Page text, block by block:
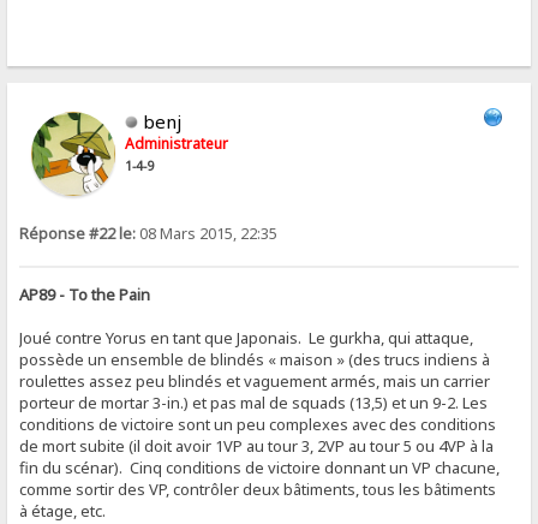
benj
Administrateur
1-4-9
Réponse #22 le: 08 Mars 2015, 22:35
AP89 - To the Pain
Joué contre Yorus en tant que Japonais. Le gurkha, qui attaque,
possède un ensemble de blindés « maison » (des trucs indiens à
roulettes assez peu blindés et vaguement armés, mais un carrier
porteur de mortar 3-in.) et pas mal de squads (13,5) et un 9-2. Les
conditions de victoire sont un peu complexes avec des conditions
de mort subite (il doit avoir 1VP au tour 3, 2VP au tour 5 ou 4VP à la
fin du scénar). Cinq conditions de victoire donnant un VP chacune,
comme sortir des VP, contrôler deux bâtiments, tous les bâtiments
à étage, etc.